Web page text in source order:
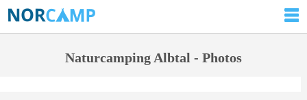
Naturcamping Albtal - Photos